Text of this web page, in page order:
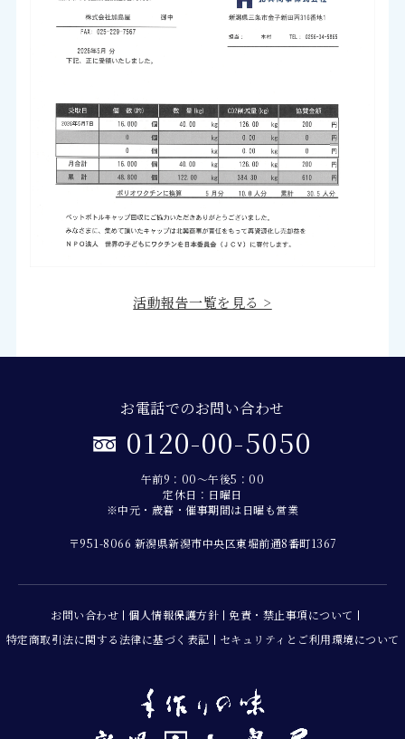
活動報告一覧を見る >
お電話でのお問い合わせ
0120-00-5050
午前9：00～午後5：00
定休日：日曜日
※中元・歳暮・催事期間は日曜も営業
〒951-8066 新潟県新潟市中央区東堀前通8番町1367
お問い合わせ 個人情報保護方針
免責・禁止事項について
特定商取引法に関する法律に基づく表記
セキュリティとご利用環境について